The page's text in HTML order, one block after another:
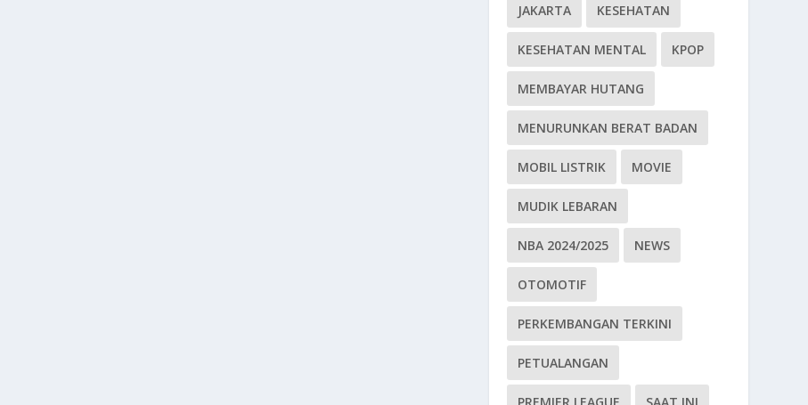
JAKARTA KESEHATAN
KESEHATAN MENTAL KPOP
MEMBAYAR HUTANG
MENURUNKAN BERAT BADAN
MOBIL LISTRIK MOVIE
MUDIK LEBARAN
NBA 2024/2025 NEWS
OTOMOTIF
PERKEMBANGAN TERKINI
PETUALANGAN